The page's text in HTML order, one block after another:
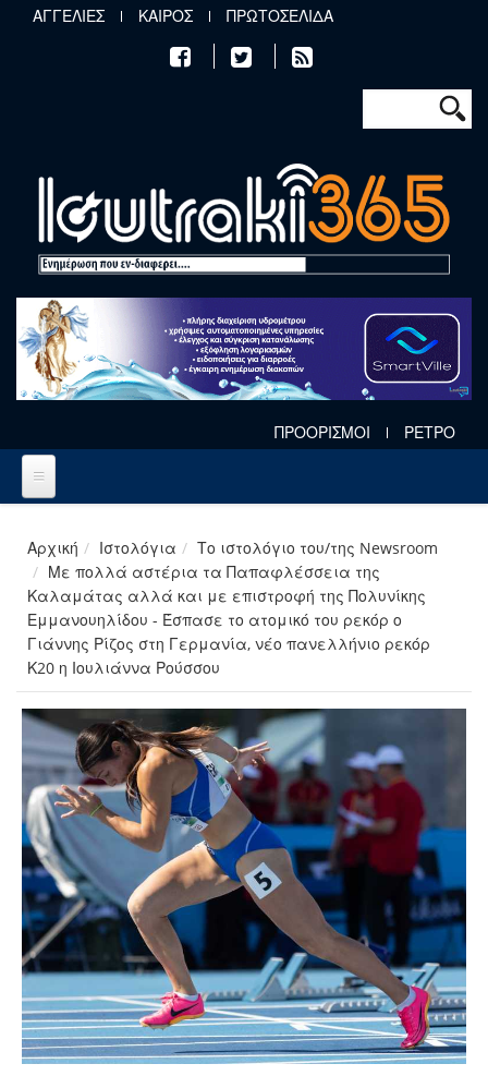
Παράκαμψη προς το κυρίως περιεχόμενο
ΑΓΓΕΛΙΕΣ ΚΑΙΡΟΣ ΠΡΩΤΟΣΕΛΙΔΑ
Φόρμα
Αναζήτηση
ΠΡΟΟΡΙΣΜΟΙ ΡΕΤΡΟ
Αρχική Ιστολόγια
Το ιστολόγιο του/της Newsroom
Με πολλά αστέρια τα Παπαφλέσσεια της
Καλαμάτας αλλά και με επιστροφή της Πολυνίκης
Εμμανουηλίδου - Έσπασε το ατομικό του ρεκόρ ο
Γιάννης Ρίζος στη Γερμανία, νέο πανελλήνιο ρεκόρ
Κ20 η Ιουλιάννα Ρούσσου